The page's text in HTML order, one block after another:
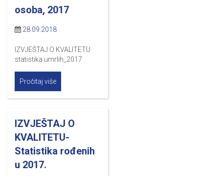
osoba, 2017
28.09.2018
IZVJEŠTAJ O KVALITETU
statistika umrlih_2017
Pročitaj više
IZVJEŠTAJ O
KVALITETU-
Statistika rođenih
u 2017.